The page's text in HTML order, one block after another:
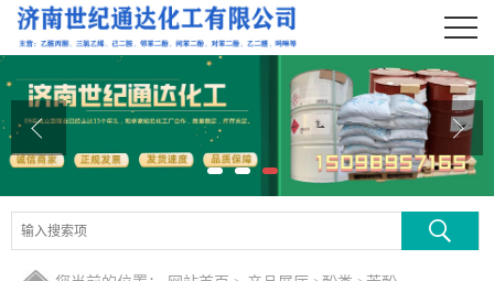
公司首页
公司介绍
产品展厅
证书荣誉